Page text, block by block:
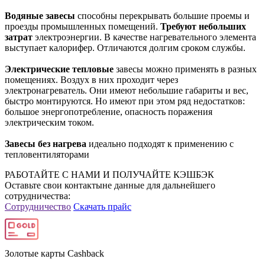
Водяные завесы способны перекрывать большие проемы и
проезды промышленных помещений. Требуют небольших
затрат электроэнергии. В качестве нагревательного элемента
выступает калорифер. Отличаются долгим сроком службы.
Электрические тепловые завесы можно применять в разных
помещениях. Воздух в них проходит через
электронагреватель. Они имеют небольшие габариты и вес,
быстро монтируются. Но имеют при этом ряд недостатков:
большое энергопотребление, опасность поражения
электрическим током.
Завесы без нагрева идеально подходят к применению с
тепловентиляторами
РАБОТАЙТЕ С НАМИ И ПОЛУЧАЙТЕ КЭШБЭК
Оставьте свои контактыне данные для дальнейшего
сотрудничества:
Сотрудничество Скачать прайс
Золотые карты Cashback